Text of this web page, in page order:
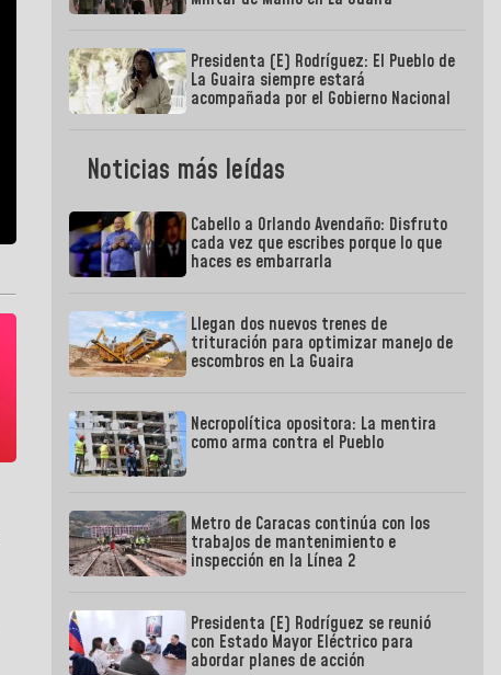
Presidenta (E) Rodríguez: El Pueblo de
La Guaira siempre estará
acompañada por el Gobierno Nacional
Noticias más leídas
Cabello a Orlando Avendaño: Disfruto
cada vez que escribes porque lo que
haces es embarrarla
Llegan dos nuevos trenes de
trituración para optimizar manejo de
escombros en La Guaira
Necropolítica opositora: La mentira
como arma contra el Pueblo
Metro de Caracas continúa con los
trabajos de mantenimiento e
inspección en la Línea 2
Presidenta (E) Rodríguez se reunió
con Estado Mayor Eléctrico para
abordar planes de acción